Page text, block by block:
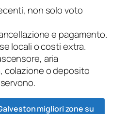
non solo voto
e pagamento.
locali o costi extra.
aria
colazione o deposito
migliori zone su